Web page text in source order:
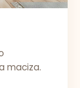
maciza.